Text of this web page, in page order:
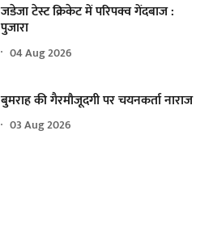
जडेजा टेस्ट क्रिकेट में परिपक्व गेंदबाज :
पुजारा
04 Aug 2026
बुमराह की गैरमौजूदगी पर चयनकर्ता नाराज
03 Aug 2026